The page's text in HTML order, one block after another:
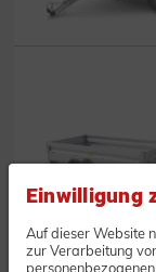
Einwilligung
Auf dieser Website
zur Verarbeitung